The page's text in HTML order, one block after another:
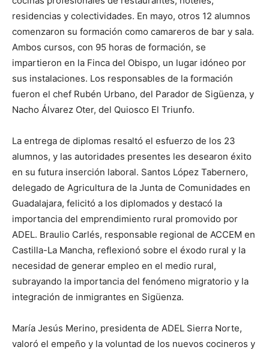
residencias y colectividades. En mayo, otros 12 alumnos
comenzaron su formación como camareros de bar y sala.
Ambos cursos, con 95 horas de formación, se
impartieron en la Finca del Obispo, un lugar idóneo por
sus instalaciones. Los responsables de la formación
fueron el chef Rubén Urbano, del Parador de Sigüenza, y
Nacho Álvarez Oter, del Quiosco El Triunfo.
La entrega de diplomas resaltó el esfuerzo de los 23
alumnos, y las autoridades presentes les desearon éxito
en su futura inserción laboral. Santos López Tabernero,
delegado de Agricultura de la Junta de Comunidades en
Guadalajara, felicitó a los diplomados y destacó la
importancia del emprendimiento rural promovido por
ADEL. Braulio Carlés, responsable regional de ACCEM en
Castilla-La Mancha, reflexionó sobre el éxodo rural y la
necesidad de generar empleo en el medio rural,
subrayando la importancia del fenómeno migratorio y la
integración de inmigrantes en Sigüenza.
María Jesús Merino, presidenta de ADEL Sierra Norte,
valoró el empeño y la voluntad de los nuevos cocineros y